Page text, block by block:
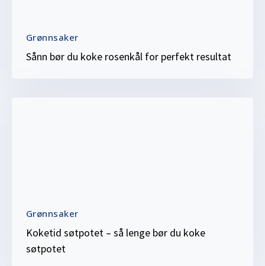
Grønnsaker
Sånn bør du koke rosenkål for perfekt resultat
Grønnsaker
Koketid søtpotet – så lenge bør du koke
søtpotet